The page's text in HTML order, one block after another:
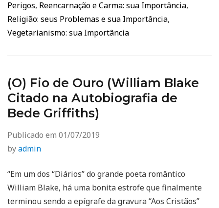
Perigos, Reencarnação e Carma: sua Importância,
Religião: seus Problemas e sua Importância,
Vegetarianismo: sua Importância
(O) Fio de Ouro (William Blake
Citado na Autobiografia de
Bede Griffiths)
Publicado em 01/07/2019
byadmin
“Em um dos “Diários” do grande poeta romântico
William Blake, há uma bonita estrofe que finalmente
terminou sendo a epígrafe da gravura “Aos Cristãos”